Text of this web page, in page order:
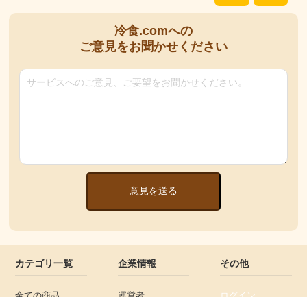
冷食.comへの
ご意見をお聞かせください
意見を送る
カテゴリ一覧 企業情報 その他